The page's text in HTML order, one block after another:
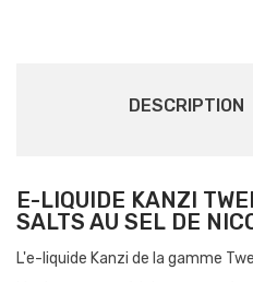
DESCRIPTION
E-LIQUIDE KANZI
SALTS AU SEL DE
L'e-liquide Kanzi de la gamme